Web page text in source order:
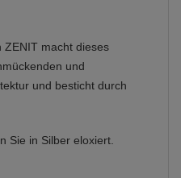
ZENIT macht dieses
und
und besticht durch
Sie in Silber eloxiert.